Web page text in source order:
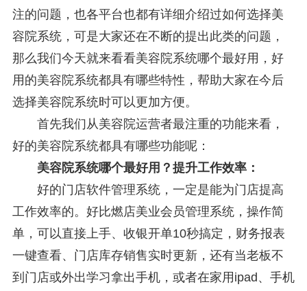
注的问题，也各平台也都有详细介绍过如何选择美
容院系统，可是大家还在不断的提出此类的问题，
那么我们今天就来看看美容院系统哪个最好用，好
用的美容院系统都具有哪些特性，帮助大家在今后
选择美容院系统时可以更加方便。
首先我们从美容院运营者最注重的功能来看，
好的美容院系统都具有哪些功能呢：
美容院系统哪个最好用？提升工作效率：
好的门店软件管理系统，一定是能为门店提高
工作效率的。好比燃店美业会员管理系统，操作简
单，可以直接上手、收银开单10秒搞定，财务报表
一键查看、门店库存销售实时更新，还有当老板不
到门店或外出学习拿出手机，或者在家用ipad、手机